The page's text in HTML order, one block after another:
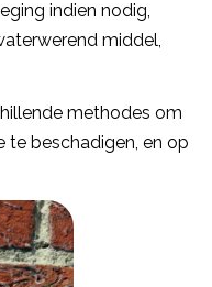
indien nodig,
middel,
methodes om
te beschadigen, en op